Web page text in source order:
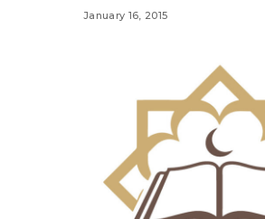
January 16, 2015